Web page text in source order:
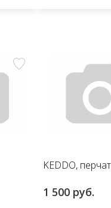
KEDDO,
1 500 руб.